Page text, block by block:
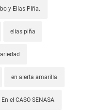
y Elías Piña.
elias piña
en alerta amarilla
En el CASO SENASA